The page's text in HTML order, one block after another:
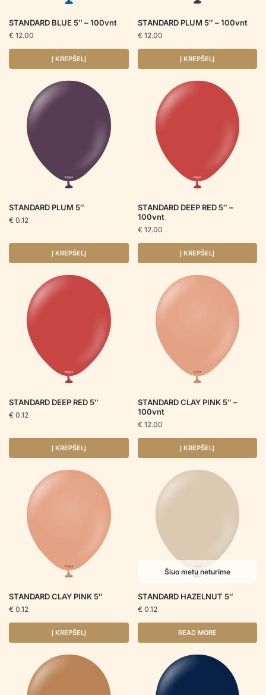
STANDARD BLUE 5″ – 100vnt
€ 12.00
Į KREPŠELĮ
STANDARD PLUM 5″ – 100vnt
€ 12.00
Į KREPŠELĮ
STANDARD PLUM 5″
€ 0.12
Į KREPŠELĮ
STANDARD DEEP RED 5″ –
100vnt
€ 12.00
Į KREPŠELĮ
STANDARD DEEP RED 5″
€ 0.12
Į KREPŠELĮ
STANDARD CLAY PINK 5″ –
100vnt
€ 12.00
Į KREPŠELĮ
STANDARD CLAY PINK 5″
€ 0.12
Į KREPŠELĮ
Šiuo metu neturime
STANDARD HAZELNUT 5″
€ 0.12
READ MORE